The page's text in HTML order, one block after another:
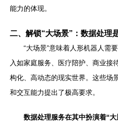
能力的体现。
二、解锁“大场景”：数据处理
“大场景”意味着人形机器人需
入如家庭服务、医疗陪护、商业接
构化、高动态的现实世界。这些场
和交互能力提出了极高要求。
数据处理服务在其中扮演着“大